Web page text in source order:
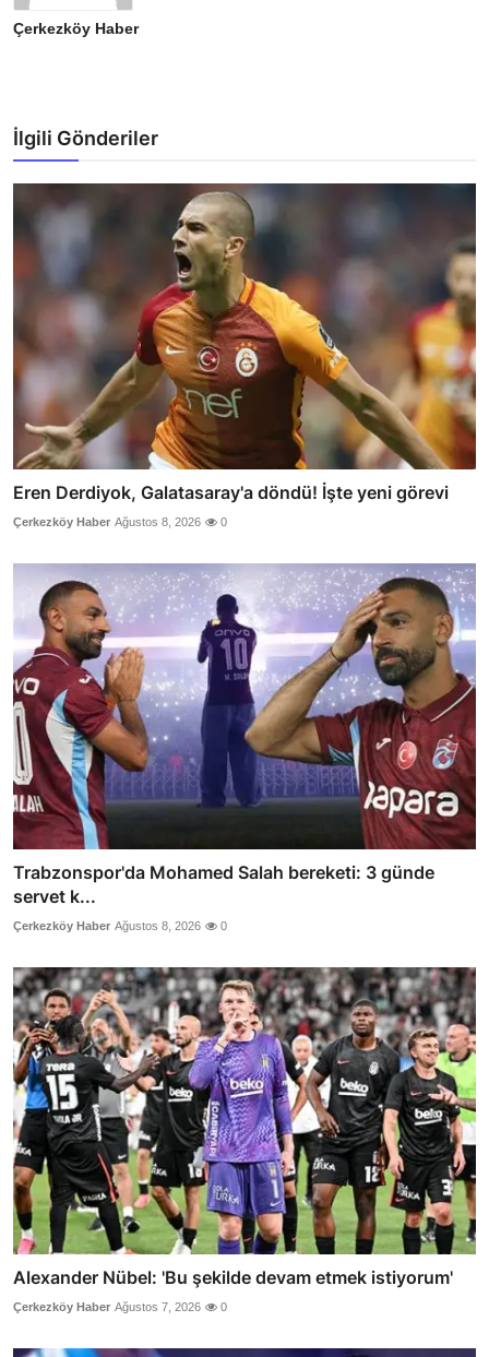
Çerkezköy Haber
İlgili Gönderiler
Eren Derdiyok, Galatasaray'a döndü! İşte yeni görevi
Çerkezköy Haber Ağustos 8, 2026 0
Trabzonspor'da Mohamed Salah bereketi: 3 günde
servet k...
Çerkezköy Haber Ağustos 8, 2026 0
Alexander Nübel: 'Bu şekilde devam etmek istiyorum'
Çerkezköy Haber Ağustos 7, 2026 0